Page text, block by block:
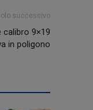
successivo
calibro 9×19
in poligono